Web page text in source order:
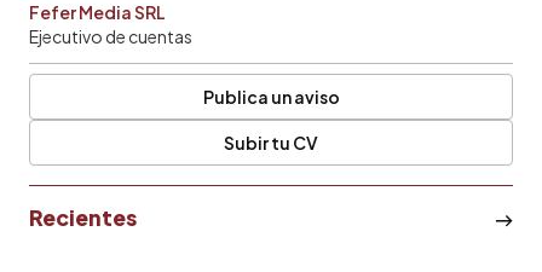
Fefer Media SRL
Ejecutivo de cuentas
Publica un aviso
Subir tu CV
Recientes